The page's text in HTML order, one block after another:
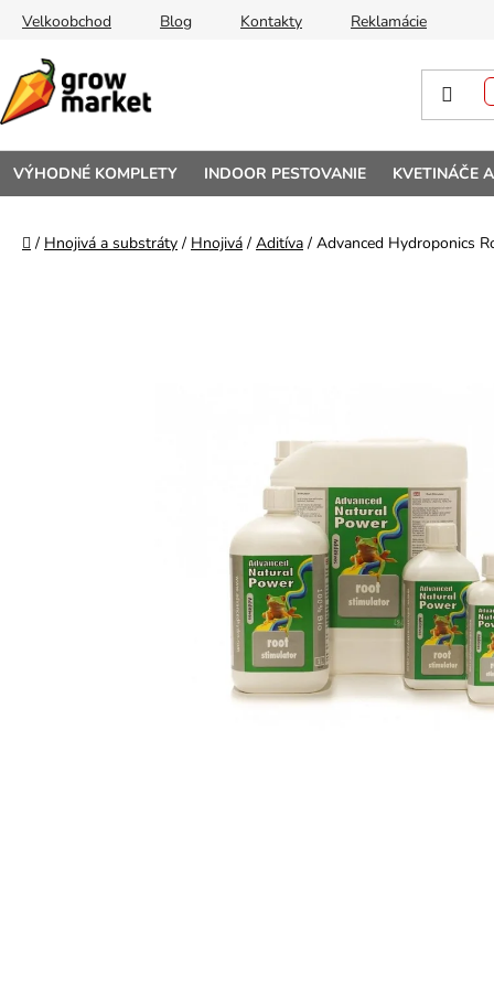
Prejsť na obsah
Velkoobchod Blog Kontakty Reklamácie
VÝHODNÉ KOMPLETY INDOOR PESTOVANIE KVETINÁČE
Domov
/ Hnojivá a substráty / Hnojivá / Aditíva / Advanced Hydroponics